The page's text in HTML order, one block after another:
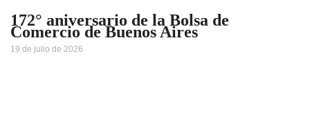
172° aniversario de la Bolsa de
Comercio de Buenos Aires
19 de julio de 2026